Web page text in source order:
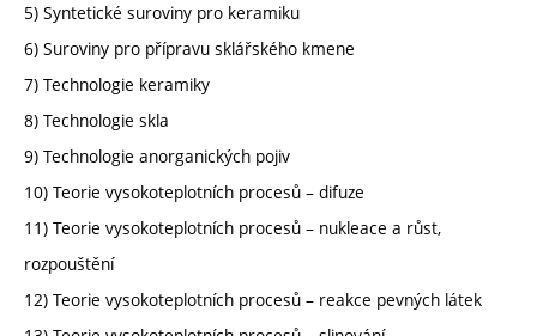
5) Syntetické suroviny pro keramiku
6) Suroviny pro přípravu sklářského kmene
7) Technologie keramiky
8) Technologie skla
9) Technologie anorganických pojiv
10) Teorie vysokoteplotních procesů – difuze
11) Teorie vysokoteplotních procesů – nukleace a růst,
rozpouštění
12) Teorie vysokoteplotních procesů – reakce pevných látek